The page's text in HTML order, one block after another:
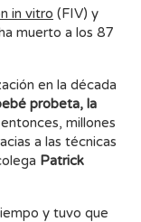
in vitro
muerto a los 87
en la década
probeta, la
millones
a las técnicas
Patrick
y tuvo que